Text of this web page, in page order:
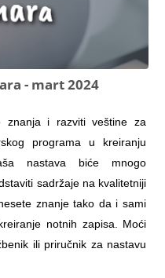
- mart 2024
znanja i razviti veštine za
programa u kreiranju
nastava biće mnogo
sadržaje na kvalitetniji
znanje tako da i sami
notnih zapisa. Moći
ili priručnik za nastavu